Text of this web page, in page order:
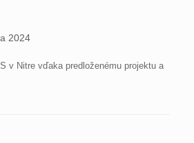
2024
v Nitre vďaka predloženému projektu a